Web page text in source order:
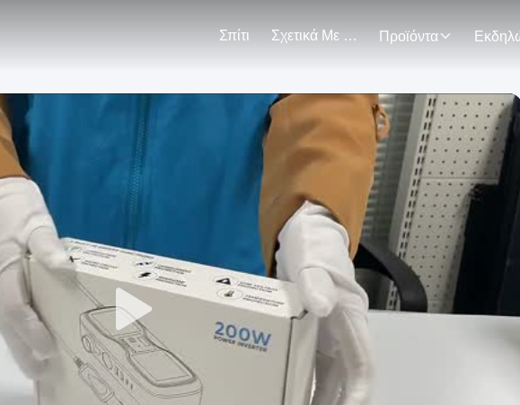
Σπίτι Σχετικά Με Εμάς Προϊόντα